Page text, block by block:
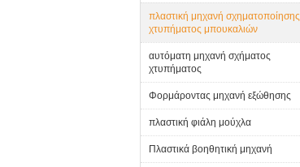
πλαστική μηχανή σχηματοποίησης
χτυπήματος μπουκαλιών
αυτόματη μηχανή σχήματος
χτυπήματος
Φορμάροντας μηχανή εξώθησης
πλαστική φιάλη μούχλα
Πλαστικά βοηθητική μηχανή